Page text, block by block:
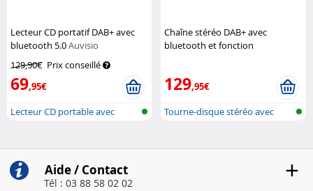
Lecteur CD portatif DAB+ avec
bluetooth 5.0Auvisio
129,90€ Prix conseillé
69,95€
Lecteur CD portable avec
Chaîne stéréo DAB+ avec
bluetooth et fonction
129,95€
Tourne-disque stéréo avec
Aide / Contact
Tél : 03 88 58 02 02